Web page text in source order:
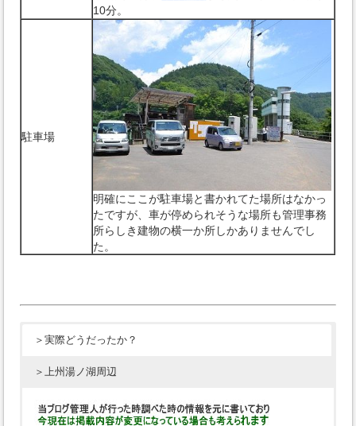
10分。
駐車場
明確にここが駐車場と書かれてた場所はなかっ
たですが、車が停められそうな場所も管理事務
所らしき建物の横一か所しかありませんでし
た。
＞実際どうだったか？
＞上州湯ノ湖周辺